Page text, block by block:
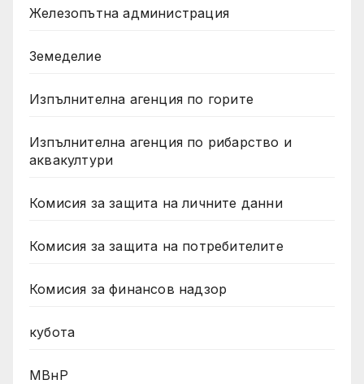
Железопътна администрация
Земеделие
Изпълнителна агенция по горите
Изпълнителна агенция по рибарство и
аквакултури
Комисия за защита на личните данни
Комисия за защита на потребителите
Комисия за финансов надзор
кубота
МВнР